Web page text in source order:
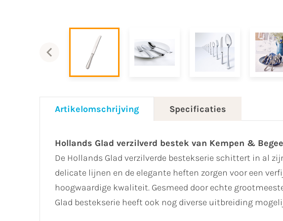
Artikelomschrijving Specificaties
Hollands Glad verzilverd bestek van Kempen &
De Hollands Glad verzilverde bestekserie schittert in al
delicate lijnen en de elegante heften zorgen voor een
hoogwaardige kwaliteit. Gesmeed door echte
Glad bestekserie heeft ook nog diverse uitbreiding